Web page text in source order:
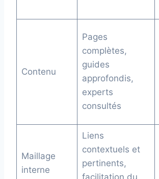
Contenu
Pages
complètes,
guides
approfondis,
experts
consultés
Maillage
interne
Liens
contextuels et
pertinents,